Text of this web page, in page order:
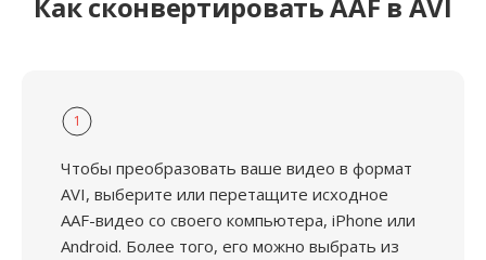
1
Чтобы преобразовать ваше видео в формат
AVI, выберите или перетащите исходное
AAF-видео со своего компьютера, iPhone или
Android. Более того, его можно выбрать из